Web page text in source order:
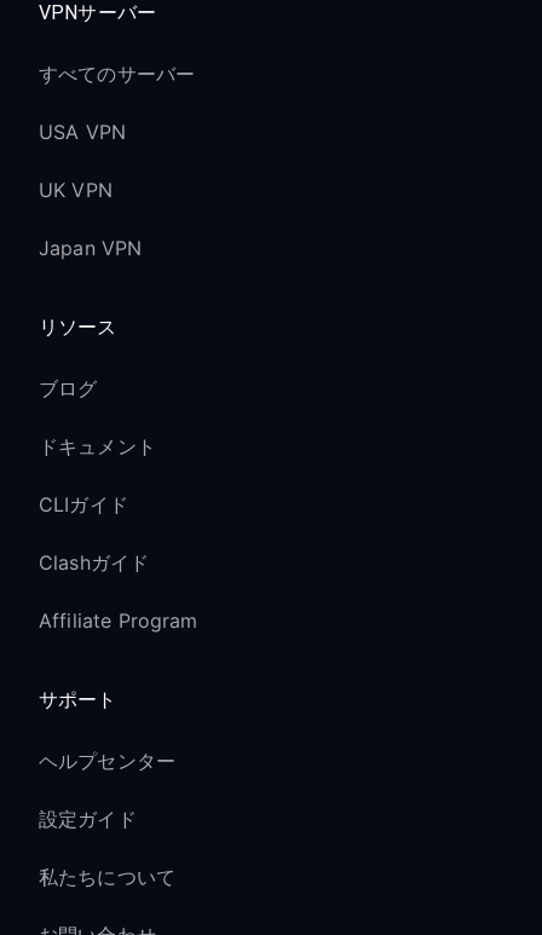
VPNサーバー
すべてのサーバー
USA VPN
UK VPN
Japan VPN
リソース
ブログ
ドキュメント
CLIガイド
Clashガイド
Affiliate Program
サポート
ヘルプセンター
設定ガイド
私たちについて